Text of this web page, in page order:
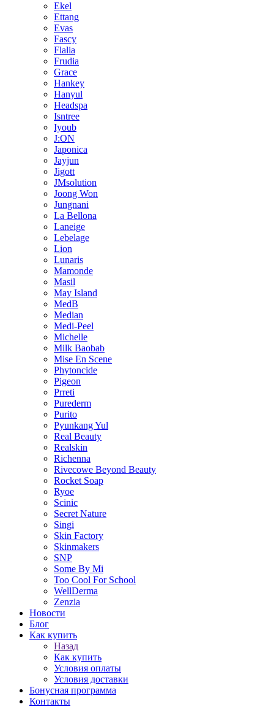
Ekel
Ettang
Evas
Fascy
Flalia
Frudia
Grace
Hankey
Hanyul
Headspa
Isntree
Iyoub
J:ON
Japonica
Jayjun
Jigott
JMsolution
Joong Won
Jungnani
La Bellona
Laneige
Lebelage
Lion
Lunaris
Mamonde
Masil
May Island
MedB
Median
Medi-Peel
Michelle
Milk Baobab
Mise En Scene
Phytoncide
Pigeon
Prreti
Purederm
Purito
Pyunkang Yul
Real Beauty
Realskin
Richenna
Rivecowe Beyond Beauty
Rocket Soap
Ryoe
Scinic
Secret Nature
Singi
Skin Factory
Skinmakers
SNP
Some By Mi
Too Cool For School
WellDerma
Zenzia
Новости
Блог
Как купить
Назад
Как купить
Условия оплаты
Условия доставки
Бонусная программа
Контакты